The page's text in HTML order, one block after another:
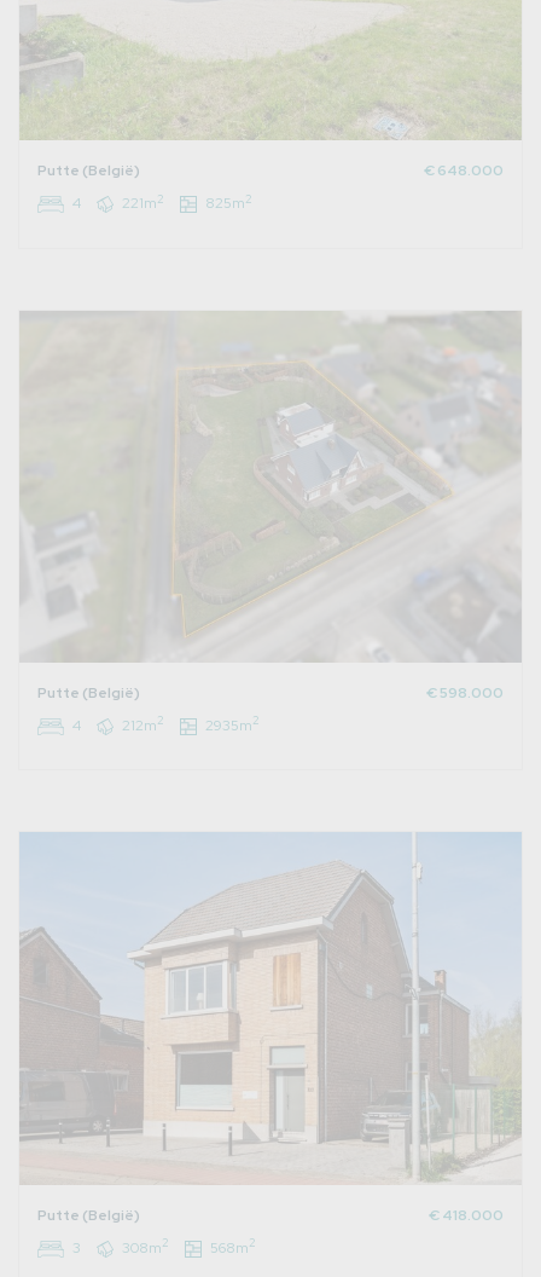
Putte (België)
€ 648.000
4
221m2 825m2
Putte (België)
€ 598.000
4
212m2 2935m2
Putte (België)
€ 418.000
3
308m2 568m2